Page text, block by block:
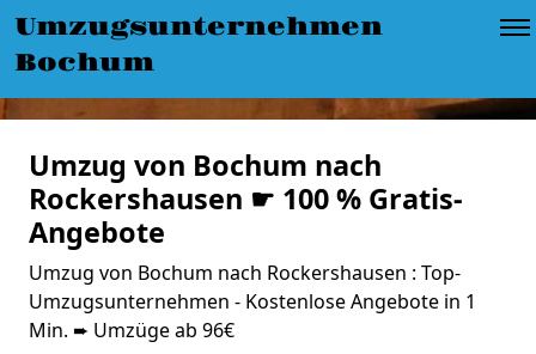
Umzugsunternehmen
Bochum
Umzug von Bochum nach
Rockershausen ☛ 100 % Gratis-
Angebote
Umzug von Bochum nach Rockershausen : Top-
Umzugsunternehmen - Kostenlose Angebote in 1
Min. ➨ Umzüge ab 96€